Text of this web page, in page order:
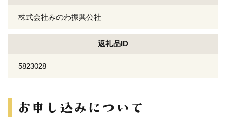
株式会社みのわ振興公社
返礼品ID
5823028